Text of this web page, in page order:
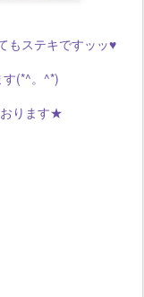
もステキですッッ♥
(*^。^*)
おります★